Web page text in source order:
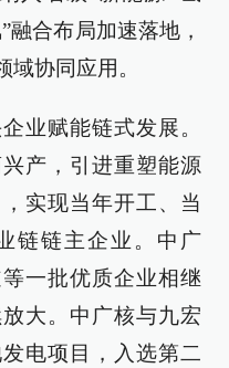
融合布局加速落地，
协同应用。
业赋能链式发展。
产，引进重塑能源
实现当年开工、当
链链主企业。中广
一批优质企业相继
大。中广核与九宏
电项目，入选第二